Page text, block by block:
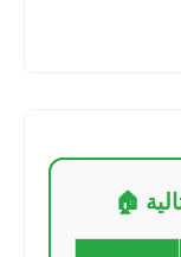
🏠